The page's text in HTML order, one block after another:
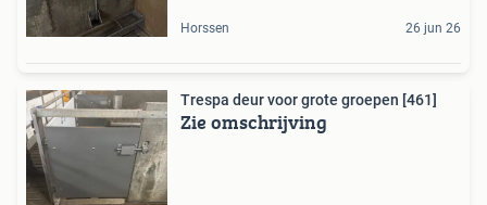
Horssen 26 jun 26
Trespa deur voor grote groepen [461]
Zie omschrijving